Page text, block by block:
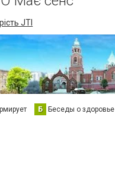
JTI
Б Беседы о здоровье